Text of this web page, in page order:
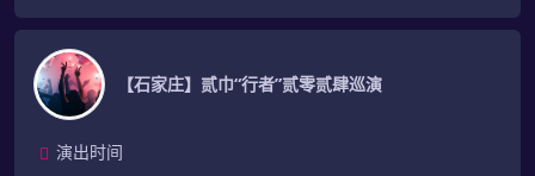
【石家庄】贰巾“行者”贰零贰肆巡演
演出时间